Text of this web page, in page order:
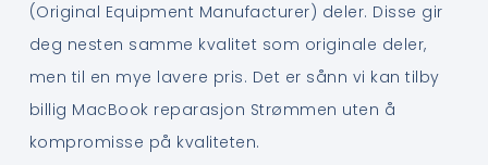
(Original Equipment Manufacturer) deler. Disse gir
deg nesten samme kvalitet som originale deler,
men til en mye lavere pris. Det er sånn vi kan tilby
billig MacBook reparasjon Strømmen uten å
kompromisse på kvaliteten.